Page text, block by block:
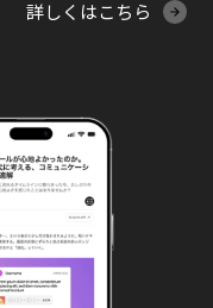
詳しくはこちら